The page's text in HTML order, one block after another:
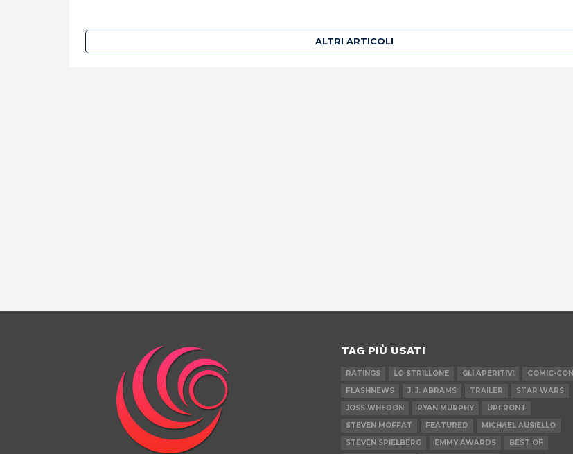
ALTRI ARTICOLI
TAG PIÙ USATI
RATINGS LO STRILLONE GLI APERITIVI
COMIC-CON
FLASHNEWS
J. J. ABRAMS TRAILER
STAR WARS
JOSS WHEDON
RYAN MURPHY
UPFRONT
STEVEN MOFFAT
FEATURED
MICHAEL AUSIELLO
STEVEN SPIELBERG
EMMY AWARDS BEST OF